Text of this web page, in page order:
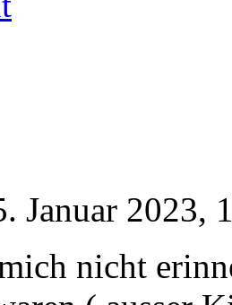
Januar 2023,
nicht